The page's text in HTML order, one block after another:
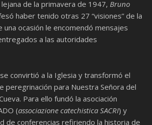
de la primavera de 1947, Bruno
haber tenido otras 27 “visiones” de la
una ocasión le encomendó mensajes
a las autoridades
convirtió a la Iglesia y transformó el
peregrinación para Nuestra Señora del
Para ello fundó la asociación
(associazione catechistica SACRI) y
de conferencias refiriendo la historia de